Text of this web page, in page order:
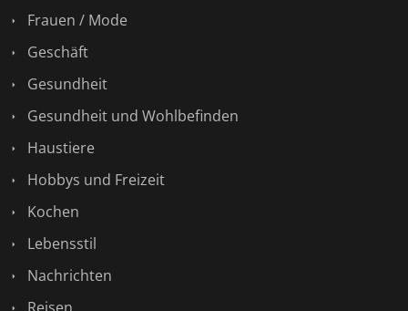
Frauen / Mode
Geschäft
Gesundheit
Gesundheit und Wohlbefinden
Haustiere
Hobbys und Freizeit
Kochen
Lebensstil
Nachrichten